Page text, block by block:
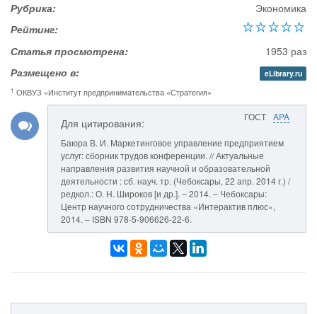
Рубрика:
Экономика
Рейтинг:
Статья просмотрена:
1953 раз
Размещено в:
eLibrary.ru
1 ОКВУЗ «Институт предпринимательства «Стратегия»
ГОСТ APA
Для цитирования:
Баюра В. И. Маркетинговое управление предприятием
услуг: сборник трудов конференции. // Актуальные
направления развития научной и образовательной
деятельности : сб. науч. тр. (Чебоксары, 22 апр. 2014 г.) /
редкол.: О. Н. Широков [и др.]. – 2014. – Чебоксары:
Центр научного сотрудничества «Интерактив плюс»,
2014. – ISBN 978-5-906626-22-6.